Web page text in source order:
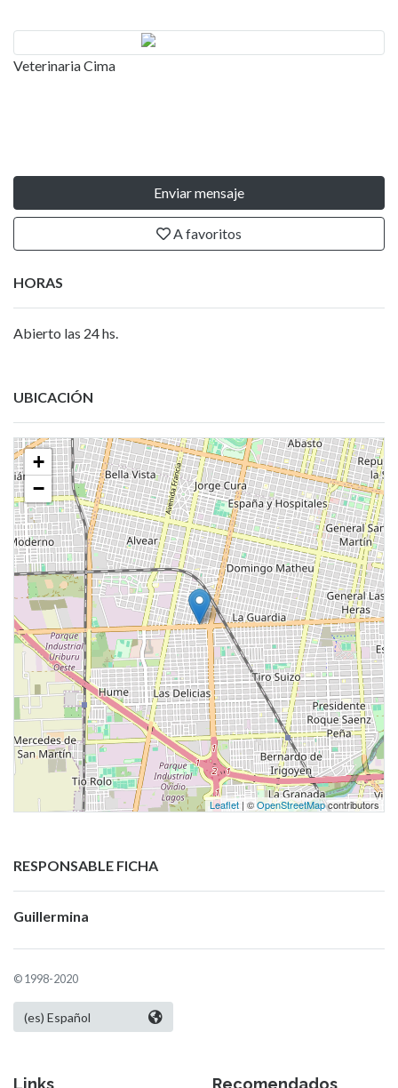
Veterinaria Cima
Enviar mensaje
A favoritos
HORAS
Abierto las 24 hs.
UBICACIÓN
+
−
Leaflet | ©OpenStreetMapcontributors
RESPONSABLE FICHA
Guillermina
© 1998-2020
Links Recomendados